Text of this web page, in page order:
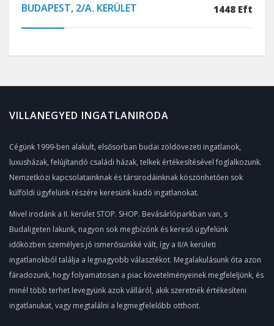
BUDAPEST, 2/A. KERÜLET 1448 Eft
VILLANEGYED INGATLANIRODA
Cégünk 1999-ben alakult, elsősorban budai zöldövezeti ingatlanok,
luxusházak, felújítandó családi házak, telkek értékesítésével foglalkozunk.
Nemzetközi kapcsolatainknak és társirodáinknak köszönhetően sok
külföldi ügyfelünk részére keresünk kiadó ingatlanokat.
Mivel irodánk a II. kerület STOP. SHOP. Bevásárlóparkban van, s
Budaligeten lakunk, nagyon sok megbízónk és kereső ügyfelünk
időközben személyes jó ismerősünkké vált, így a II/A kerületi
ingatlanokból találja a legnagyobb választékot. Megalakulásunk óta azon
fáradozunk, hogy folyamatosan a piac követelményeinek megfeleljünk, és
minél több terhet levegyünk azok válláról, akik szeretnék értékesíteni
ingatlanukat, vagy megtalálni a legmegfelelőbb otthont.